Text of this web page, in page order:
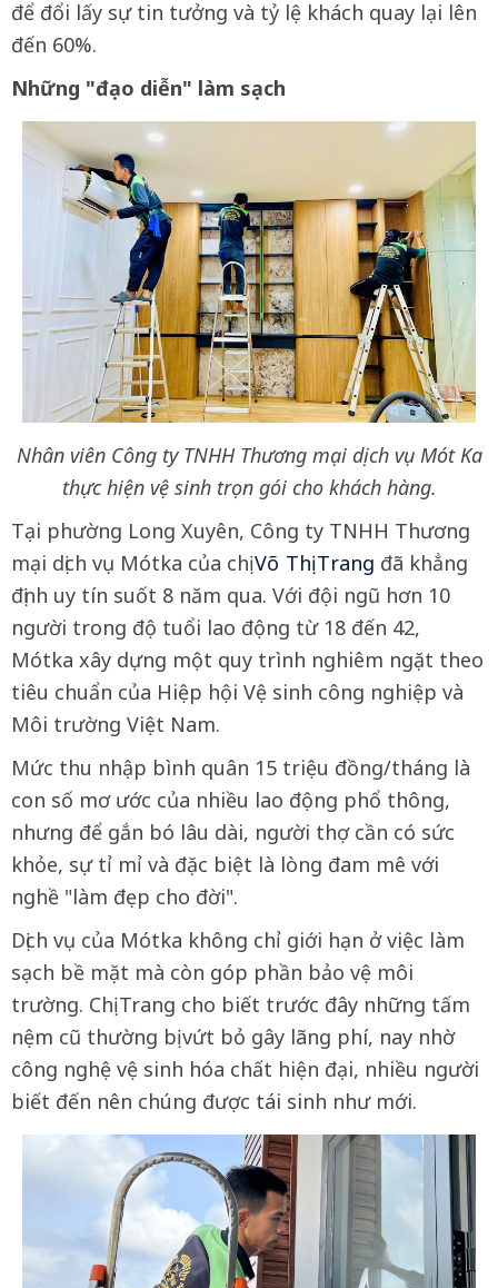
để đổi lấy sự tin tưởng và tỷ lệ khách quay lại lên
đến 60%.
Những "đạo diễn" làm sạch
Nhân viên Công ty TNHH Thương mại dịch vụ Mót Ka
thực hiện vệ sinh trọn gói cho khách hàng.
Tại phường Long Xuyên, Công ty TNHH Thương
mại dịch vụ Mótka của chịVõ Thị Trang đã khẳng
định uy tín suốt 8 năm qua. Với đội ngũ hơn 10
người trong độ tuổi lao động từ 18 đến 42,
Mótka xây dựng một quy trình nghiêm ngặt theo
tiêu chuẩn của Hiệp hội Vệ sinh công nghiệp và
Môi trường Việt Nam.
Mức thu nhập bình quân 15 triệu đồng/tháng là
con số mơ ước của nhiều lao động phổ thông,
nhưng để gắn bó lâu dài, người thợ cần có sức
khỏe, sự tỉ mỉ và đặc biệt là lòng đam mê với
nghề "làm đẹp cho đời".
Dịch vụ của Mótka không chỉ giới hạn ở việc làm
sạch bề mặt mà còn góp phần bảo vệ môi
trường. Chị Trang cho biết trước đây những tấm
nệm cũ thường bị vứt bỏ gây lãng phí, nay nhờ
công nghệ vệ sinh hóa chất hiện đại, nhiều người
biết đến nên chúng được tái sinh như mới.